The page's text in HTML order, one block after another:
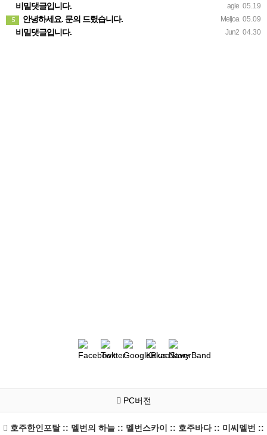
agle 05.19
비밀댓글입니다.
Meljoa 05.09
5 안녕하세요. 문의 드렸습니다.
Jun2 04.30
비밀댓글입니다.
PC버전
호주한인포탈 :: 멜번의 하늘 :: 멜번스카이 :: 호주바다 :: 미씨멜번 ::